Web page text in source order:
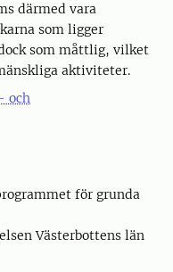
därmed vara
som ligger
som måttlig, vilket
aktiviteter.
och
för grunda
Västerbottens län